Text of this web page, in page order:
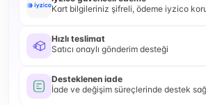
Kart bilgileriniz şifreli, ödeme iyzico
Hızlı teslimat
Satıcı onaylı gönderim desteği
Desteklenen iade
İade ve değişim süreçlerinde destek